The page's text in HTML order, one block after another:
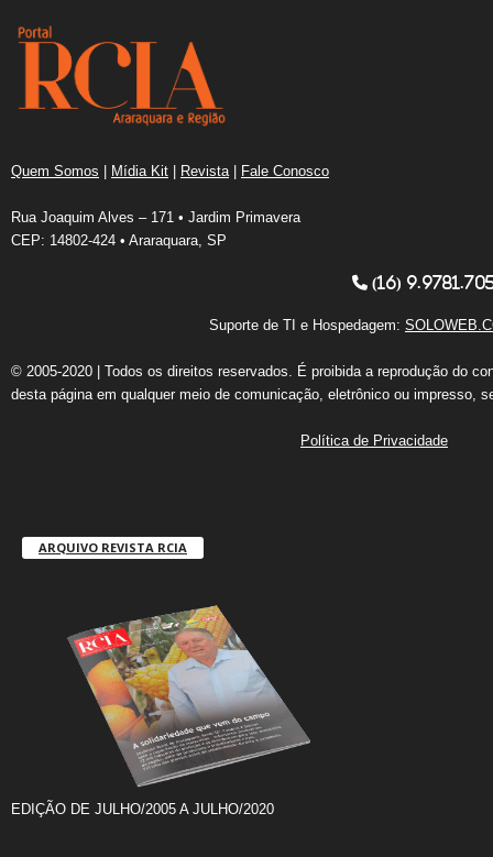
Quem Somos | Mídia Kit | Revista | Fale Conosco
Rua Joaquim Alves – 171 • Jardim Primavera
CEP: 14802-424 • Araraquara, SP
(16)
Suporte de TI e Hospedagem:
© 2005-2020 | Todos os direitos reservados. É proibida a reprodução do
desta página em qualquer meio de comunicação, eletrônico ou impresso,
Política de Privacidade
ARQUIVO REVISTA RCIA
EDIÇÃO DE JULHO/2005 A JULHO/2020